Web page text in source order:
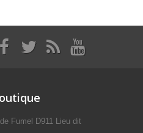
Fumel D911 Lieu dit